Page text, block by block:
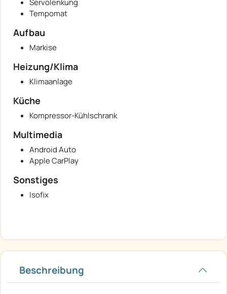
Tempomat
Aufbau
Markise
Heizung/Klima
Klimaanlage
Küche
Kompressor-Kühlschrank
Multimedia
Android Auto
Apple CarPlay
Sonstiges
Isofix
Beschreibung